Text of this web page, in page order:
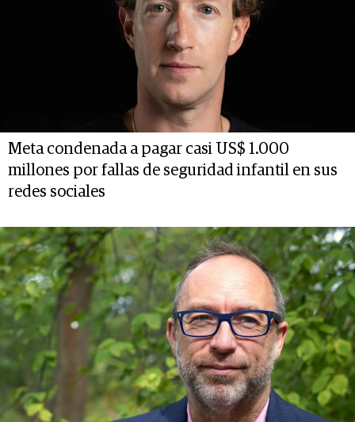
Meta condenada a pagar casi US$ 1.000
millones por fallas de seguridad infantil en sus
redes sociales